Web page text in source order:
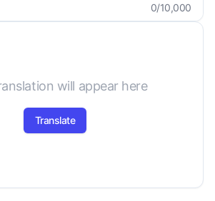
0/10,000
will appear here
Translate